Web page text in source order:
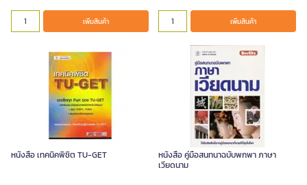
เพิ่มสินค้า เพิ่มสินค้า
หนังสือ เทคนิคพิชิต TU-GET
หนังสือ คู่มือสนทนาฉบับพกพา ภาษา
เวียดนาม